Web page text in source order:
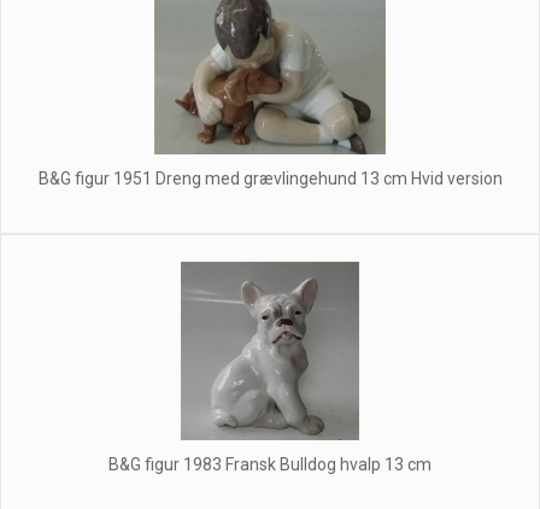
B&G figur 1951 Dreng med grævlingehund 13 cm Hvid version
B&G figur 1983 Fransk Bulldog hvalp 13 cm